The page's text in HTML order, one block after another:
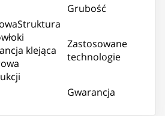
Grubość
klejąca
Zastosowane
technologie
Gwarancja